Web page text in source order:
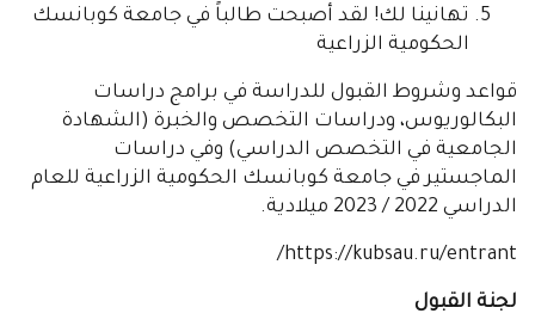
تهانينا لك! لقد أصبحت طالباً في جامعة كوبانسك
الحكومية الزراعية
قواعد وشروط القبول للدراسة في برامج دراسات
البكالوريوس، ودراسات التخصص والخبرة (الشهادة
الجامعية في التخصص الدراسي) وفي دراسات
الماجستير في جامعة كوبانسك الحكومية الزراعية للعام
الدراسي 2022 / 2023 ميلادية.
https://kubsau.ru/entrant/
لجنة القبول